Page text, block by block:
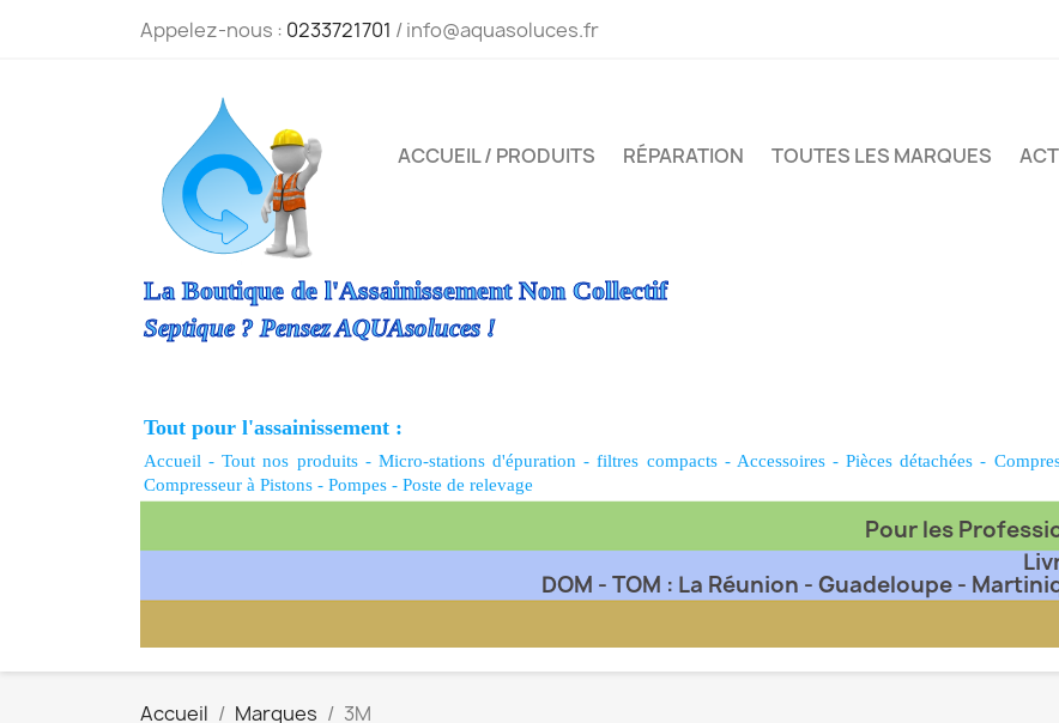
Appelez-nous : 0233721701 / info@aquasoluces.fr
ACCUEIL / PRODUITS RÉPARATION TOUTES LES MARQUES
La Boutique de l'Assainissement Non Collectif
Septique ? Pensez AQUAsoluces !
Tout pour l'assainissement :
Accueil -Tout nos produits- Micro-stations d'épuration -filtres compacts- Accessoires-Pièces détachées -
Compresseur à Pistons - Pompes - Poste de relevage
Pour les
DOM - TOM : La Réunion - Guadeloupe -
Accueil Marques 3M